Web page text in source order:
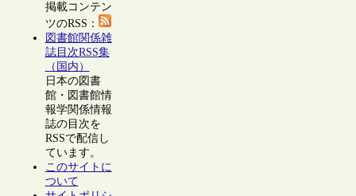
掲載コンテン
ツのRSS：
図書館関係雑
誌目次RSS集
（国内）
日本の図書
館・図書館情
報学関係情報
誌の目次を
RSSで配信し
ています。
このサイトに
ついて